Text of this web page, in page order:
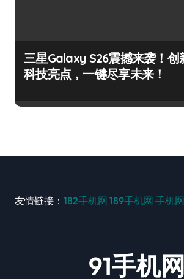
三星Galaxy S26震撼来袭！创
科技亮点，一键尽享未来！
友情链接： 182手机网 189手机网 手机网
91手机网